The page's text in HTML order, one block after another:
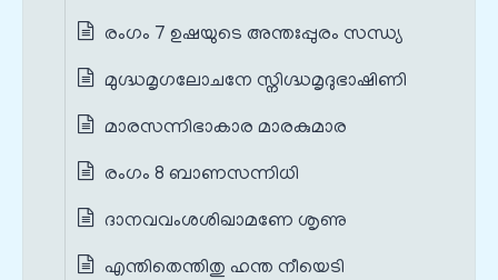
രംഗം 7 ഉഷയുടെ അന്തഃപ്പുരം സന്ധ്യ
മുഗ്ദ്ധമൃഗലോചനേ സ്നിഗ്ദ്ധമൃദുഭാഷിണി
മാരസന്നിഭാകാര മാരകുമാര
രംഗം 8 ബാണസന്നിധി
ദാനവവംശശിഖാമണേ ശൃണു
എന്തിതെന്തിതു ഹന്ത നീയെടി